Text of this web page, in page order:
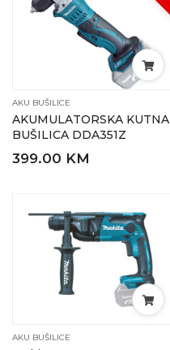
AKU BUŠILICE
AKUMULATORSKA KUTNA
BUŠILICA DDA351Z
399.00 KM
AKU BUŠILICE